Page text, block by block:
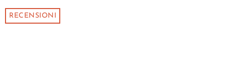
RECENSIONI